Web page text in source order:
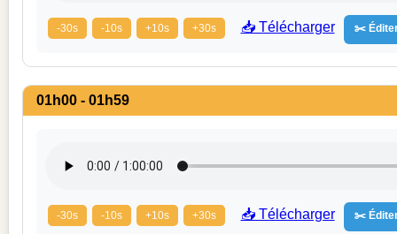
-30s -10s +10s +30s 📥 Télécharger ✂️
01h00 - 01h59
-30s -10s +10s +30s 📥 Télécharger ✂️